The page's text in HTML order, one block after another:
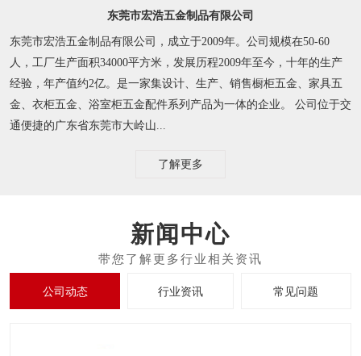
东莞市宏浩五金制品有限公司
东莞市宏浩五金制品有限公司，成立于2009年。公司规模在50-60
人，工厂生产面积34000平方米，发展历程2009年至今，十年的生产
经验，年产值约2亿。是一家集设计、生产、销售橱柜五金、家具五
金、衣柜五金、浴室柜五金配件系列产品为一体的企业。 公司位于交
通便捷的广东省东莞市大岭山...
了解更多
新闻中心
公司动态 行业资讯 常见问题